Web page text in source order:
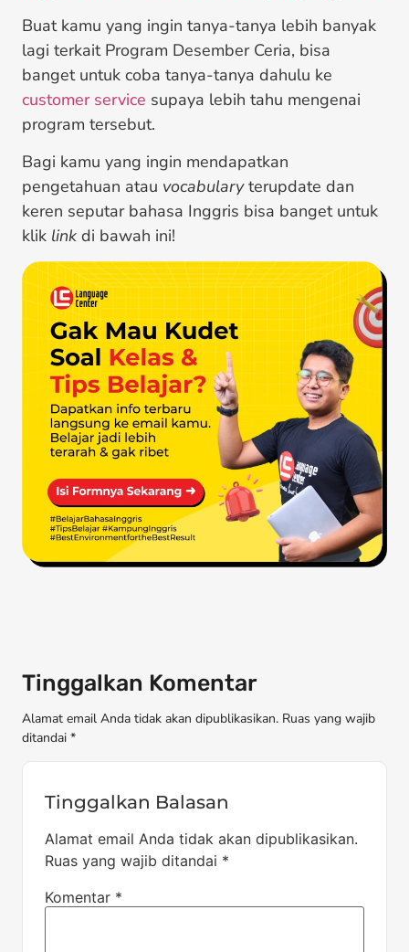
Buat kamu yang ingin tanya-tanya lebih banyak
lagi terkait Program Desember Ceria, bisa
banget untuk coba tanya-tanya dahulu ke
customer service supaya lebih tahu mengenai
program tersebut.
Bagi kamu yang ingin mendapatkan
pengetahuan atau vocabularyterupdate dan
keren seputar bahasa Inggris bisa banget untuk
klik link di bawah ini!
Tinggalkan Komentar
Alamat email Anda tidak akan dipublikasikan. Ruas yang wajib
ditandai *
Tinggalkan Balasan
Alamat email Anda tidak akan dipublikasikan.
Ruas yang wajib ditandai *
Komentar *